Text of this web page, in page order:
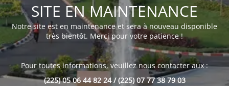
SITE EN MAINTENANCE
Notre site est en maintenance et sera à nouveau disponible
très bientôt. Merci pour votre patience !
Pour toutes informations, veuillez nous contacter aux :
(225) 05 06 44 82 24 / (225) 07 77 38 79 03